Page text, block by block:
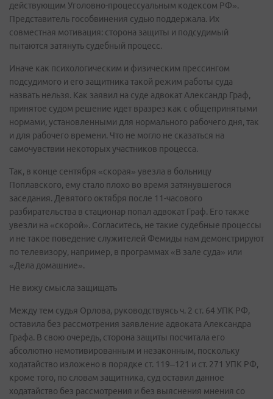
действующим Уголовно-процессуальным кодексом РФ».
Представитель гособвинения судью поддержала. Их
совместная мотивация: сторона защиты и подсудимый
пытаются затянуть судебный процесс.
Иначе как психологическим и физическим прессингом
подсудимого и его защитника такой режим работы суда
назвать нельзя. Как заявил на суде адвокат Александр Граф,
принятое судом решение идет вразрез как с общепринятыми
нормами, установленными для нормального рабочего дня, так
и для рабочего времени. Что не могло не сказаться на
самочувствии некоторых участников процесса.
Так, в конце сентября «скорая» увезла в больницу
Поплавского, ему стало плохо во время затянувшегося
заседания. Девятого октября после 11-часового
разбирательства в стационар попал адвокат Граф. Его также
увезли на «скорой». Согласитесь, не такие судебные процессы
и не такое поведение служителей Фемиды нам демонстрируют
по телевизору, например, в программах «В зале суда» или
«Дела домашние».
Не вижу смысла защищать
Между тем судья Орлова, руководствуясь ч. 2 ст. 64 УПК РФ,
оставила без рассмотрения заявление адвоката Александра
Графа. В свою очередь, сторона защиты посчитала его
абсолютно немотивированным и незаконным, поскольку
ходатайство изложено в порядке ст. 119–121 и ст. 271 УПК РФ,
кроме того, по словам защитника, суд оставил данное
ходатайство без рассмотрения и без выяснения мнения со